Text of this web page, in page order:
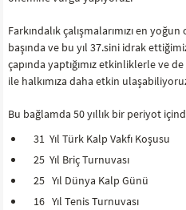
Farkındalık çalışmalarımızı en
başında ve bu yıl 37.sini idrak
çapında yaptığımız etkinliklerle ve de
ile halkımıza daha etkin
Bu bağlamda 50 yıllık bir periyot
31 Yıl Türk Kalp Vakfı Koşusu
25 Yıl Briç Turnuvası
25 Yıl Dünya Kalp Günü
16 Yıl Tenis Turnuvası